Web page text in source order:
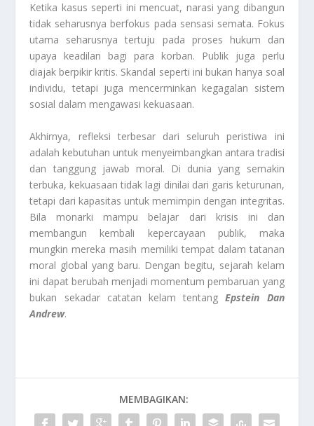
Ketika kasus seperti ini mencuat, narasi yang dibangun
tidak seharusnya berfokus pada sensasi semata. Fokus
utama seharusnya tertuju pada proses hukum dan
upaya keadilan bagi para korban. Publik juga perlu
diajak berpikir kritis. Skandal seperti ini bukan hanya soal
individu, tetapi juga mencerminkan kegagalan sistem
sosial dalam mengawasi kekuasaan.
Akhirnya, refleksi terbesar dari seluruh peristiwa ini
adalah kebutuhan untuk menyeimbangkan antara tradisi
dan tanggung jawab moral. Di dunia yang semakin
terbuka, kekuasaan tidak lagi dinilai dari garis keturunan,
tetapi dari kapasitas untuk memimpin dengan integritas.
Bila monarki mampu belajar dari krisis ini dan
membangun kembali kepercayaan publik, maka
mungkin mereka masih memiliki tempat dalam tatanan
moral global yang baru. Dengan begitu, sejarah kelam
ini dapat berubah menjadi momentum pembaruan yang
bukan sekadar catatan kelam tentangEpstein Dan
Andrew.
MEMBAGIKAN: